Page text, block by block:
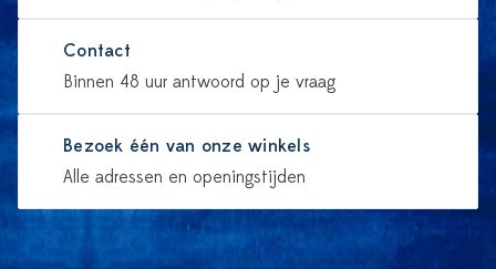
Contact
Binnen 48 uur antwoord op je vraag
Bezoek één van onze winkels
Alle adressen en openingstijden